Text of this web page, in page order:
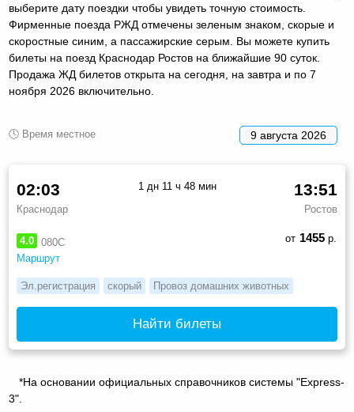
выберите дату поездки чтобы увидеть точную стоимость.
Фирменные поезда РЖД отмечены зеленым знаком, скорые и
скоростные синим, а пассажирские серым. Вы можете купить
билеты на поезд Краснодар Ростов на ближайшие 90 суток.
Продажа ЖД билетов открыта на сегодня, на завтра и по 7
ноября 2026 включительно.
🕓 Время местное 9 августа 2026
4.0
080С
Маршрут
02:03
Краснодар
13:51
Ростов
1 дн 11 ч 48 мин
от 1455р.
Эл.регистрация скорый Провоз домашних животных
Найти билеты
*На основании официальных справочников системы "Express-
3".